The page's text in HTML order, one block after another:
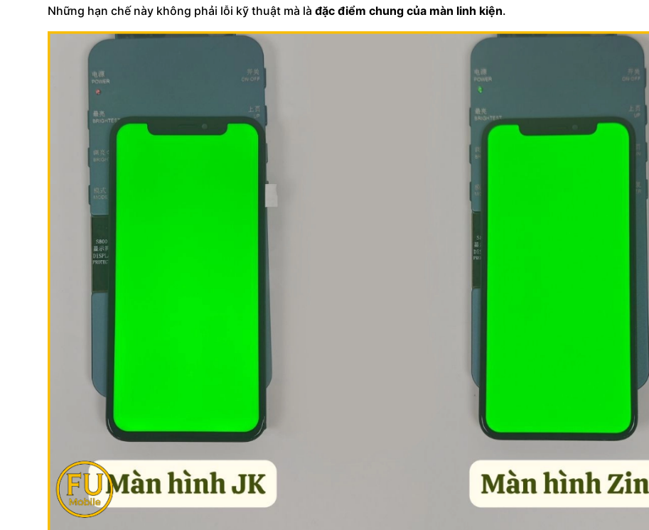
Những hạn chế này không phải lỗi kỹ thuật mà là đặc điểm chung của màn linh kiện.